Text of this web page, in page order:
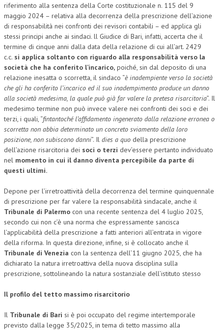
CRIMINOLOGIA TRIBUTARIA
CFC E PARADISI FISCALI
TRANSFER PRICING
PRASSI
AMMINISTRATIVA
TRIBUTARIA
GIURISPRUDENZA
EUROPEA
COSTITUZIONALE
CIVILE
TRIBUTARIA
PENALE
NEWS
ARCHIVIO EVENTI (FINO AL 2022)
BOLLETTINO FINANZIAMENTI
riferimento alla sentenza della Corte costituzionale n. 115 del 9
maggio 2024 – relativa alla decorrenza della prescrizione dell’azione
di responsabilità nei confronti dei revisori contabili – ed applica gli
stessi principi anche ai sindaci. ll Giudice di Bari, infatti, accerta che il
termine di cinque anni dalla data della relazione di cui all’art. 2429
c.c. si applica soltanto con riguardo alla responsabilità verso la
società che ha conferito l’incarico, poiché, sin dal deposito di una
relazione inesatta o scorretta, il sindaco “è inadempiente verso la società
che gli ha conferito l’incarico ed il suo inadempimento produce un danno
alla società medesima, la quale può già far valere la pretesa risarcitoria”. Il
medesimo termine non può invece valere nei confronti dei soci e dei
terzi, i quali, “fintantoché l’affidamento ingenerato dalla relazione erronea o
scorretta non abbia determinato un concreto sviamento della loro
posizione, non subiscono danni”. Il dies a quo della prescrizione
dell’azione risarcitoria dei soci o terzi dev’essere pertanto individuato
nel momento in cui il danno diventa percepibile da parte di
questi ultimi.
Depone per l’irretroattività della decorrenza del termine quinquennale
di prescrizione per far valere la responsabilità sindacale, anche il
Tribunale di Palermo con una recente sentenza del 4 luglio 2025,
secondo cui non c’è una norma che espressamente sancisca
l’applicabilità della prescrizione a fatti anteriori all’entrata in vigore
della riforma. In questa direzione, infine, si è collocato anche il
Tribunale di Venezia con la sentenza dell’11 giugno 2025, che ha
dichiarato la natura irretroattiva della nuova disciplina sulla
prescrizione, sottolineando la natura sostanziale dell’istituto stesso
Il profilo del tetto massimo risarcitorio
Il Tribunale di Bari si è poi occupato del regime intertemporale
previsto dalla legge 35/2025, in tema di tetto massimo alla